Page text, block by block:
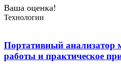
Ваша оценка!
Технологии
Портативный
работы и практическое